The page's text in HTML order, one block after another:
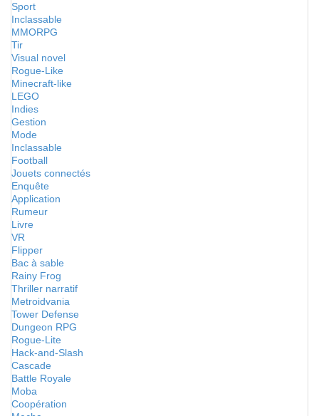
Sport
Inclassable
MMORPG
Tir
Visual novel
Rogue-Like
Minecraft-like
LEGO
Indies
Gestion
Mode
Inclassable
Football
Jouets connectés
Enquête
Application
Rumeur
Livre
VR
Flipper
Bac à sable
Rainy Frog
Thriller narratif
Metroidvania
Tower Defense
Dungeon RPG
Rogue-Lite
Hack-and-Slash
Cascade
Battle Royale
Moba
Coopération